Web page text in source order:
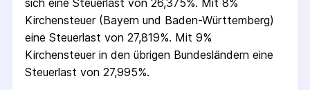
sich eine Steuerlast von 26,375%. Mit 8%
Kirchensteuer (Bayern und Baden-Württemberg)
eine Steuerlast von 27,819%. Mit 9%
Kirchensteuer in den übrigen Bundesländern eine
Steuerlast von 27,995%.